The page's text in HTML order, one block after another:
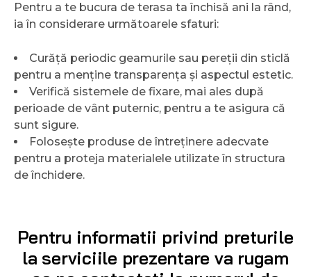
Pentru a te bucura de terasa ta închisă ani la rând,
ia în considerare următoarele sfaturi:
Curăță periodic geamurile sau pereții din sticlă
pentru a menține transparența și aspectul estetic.
Verifică sistemele de fixare, mai ales după
perioade de vânt puternic, pentru a te asigura că
sunt sigure.
Folosește produse de întreținere adecvate
pentru a proteja materialele utilizate în structura
de închidere.
Pentru informatii privind preturile
la serviciile prezentare va rugam